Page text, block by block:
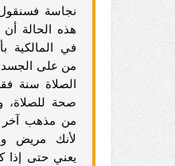
نجاسة
هذه الحالة أن
في المالكية
من على الجسد
الصلاة سنة
صحة للصلاة،
من مذهب آخر
لأنك مريض
يعني حتى إذا